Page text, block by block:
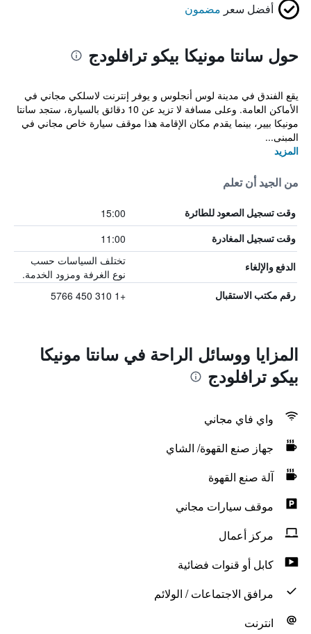
أفضل سعر مضمون
حول سانتا مونيكا بيكو ترافلودج
يقع الفندق في مدينة لوس أنجلوس و يوفر إنترنت لاسلكي مجاني في
الأماكن العامة. وعلى مسافة لا تزيد عن 10 دقائق بالسيارة، ستجد سانتا
مونيكا بيير، بينما يقدم مكان الإقامة هذا موقف سيارة خاص مجاني في
المبنى...
المزيد
من الجيد أن تعلم
وقت تسجيل الصعود للطائرة 15:00
وقت تسجيل المغادرة 11:00
الدفع والإلغاء
تختلف السياسات حسب
نوع الغرفة ومزود الخدمة.
رقم مكتب الاستقبال +1 310 450 5766
المزايا ووسائل الراحة في سانتا مونيكا
بيكو ترافلودج
واي فاي مجاني
جهاز صنع القهوة/ الشاي
آلة صنع القهوة
موقف سيارات مجاني
مركز أعمال
كابل أو قنوات فضائية
مرافق الاجتماعات / الولائم
انترنت